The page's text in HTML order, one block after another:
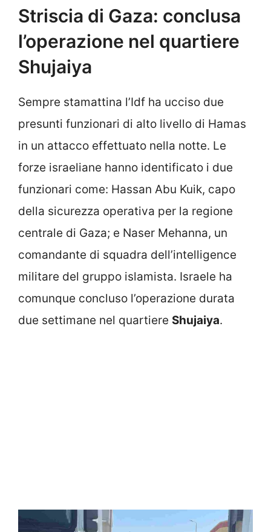
Striscia di Gaza: conclusa
l’operazione nel quartiere
Shujaiya
Sempre stamattina l’Idf ha ucciso due
presunti funzionari di alto livello di Hamas
in un attacco effettuato nella notte. Le
forze israeliane hanno identificato i due
funzionari come: Hassan Abu Kuik, capo
della sicurezza operativa per la regione
centrale di Gaza; e Naser Mehanna, un
comandante di squadra dell’intelligence
militare del gruppo islamista. Israele ha
comunque concluso l’operazione durata
due settimane nel quartiere Shujaiya.